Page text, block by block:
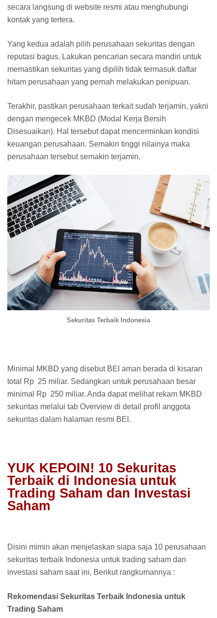
secara langsung di website resmi atau menghubungi
kontak yang tertera.
Yang kedua adalah pilih perusahaan sekuritas dengan
reputasi bagus. Lakukan pencarian secara mandiri untuk
memastikan sekuritas yang dipilih tidak termasuk daftar
hitam perusahaan yang pernah melakukan penipuan.
Terakhir, pastikan perusahaan terkait sudah terjamin, yakni
dengan mengecek MKBD (Modal Kerja Bersih
Disesuaikan). Hal tersebut dapat mencerminkan kondisi
keuangan perusahaan. Semakin tinggi nilainya maka
perusahaan tersebut semakin terjamin.
Sekuritas Terbaik Indonesia
Minimal MKBD yang disebut BEI aman berada di kisaran
total Rp 25 miliar. Sedangkan untuk perusahaan besar
minimal Rp 250 miliar. Anda dapat melihat rekam MKBD
sekuritas melalui tab Overview di detail profil anggota
sekuritas dalam halaman resmi BEI.
YUK KEPOIN! 10 Sekuritas
Terbaik di Indonesia untuk
Trading Saham dan Investasi
Saham
Disini mimin akan menjelaskan siapa saja 10 perusahaan
sekuritas terbaik Indonesia untuk trading saham dan
investasi saham saat ini, Berikut rangkumannya :
Rekomendasi Sekuritas Terbaik Indonesia untuk
Trading Saham